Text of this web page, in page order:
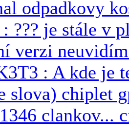
odpadkovy
??? je stále v
verzi
: A kde je
slova) chiplet
clankov...